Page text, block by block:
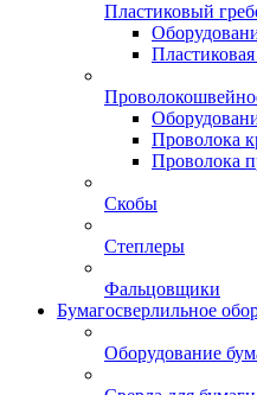
Пластиковый
Проволока
Проволока
Скобы
Степлеры
Фальцовщики
Бумагосверлильное
Оборудование